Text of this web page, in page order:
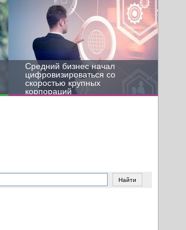
Средний бизнес начал
цифровизироваться со
скоростью крупных
корпораций